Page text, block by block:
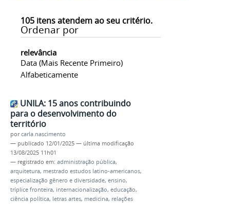
105 itens atendem ao seu critério.
Ordenar por
relevância
Data (mais Recente Primeiro)
Alfabeticamente
UNILA: 15 anos contribuindo
para o desenvolvimento do
território
porcarla.nascimento
— publicado 12/01/2025 — última modificação
13/08/2025 11h01
— registrado em: administração pública,
arquitetura, mestrado estudos latino-americanos,
especialização gênero e diversidade, ensino,
tríplice fronteira, internacionalização, educação,
ciência política, letras artes, medicina, relações